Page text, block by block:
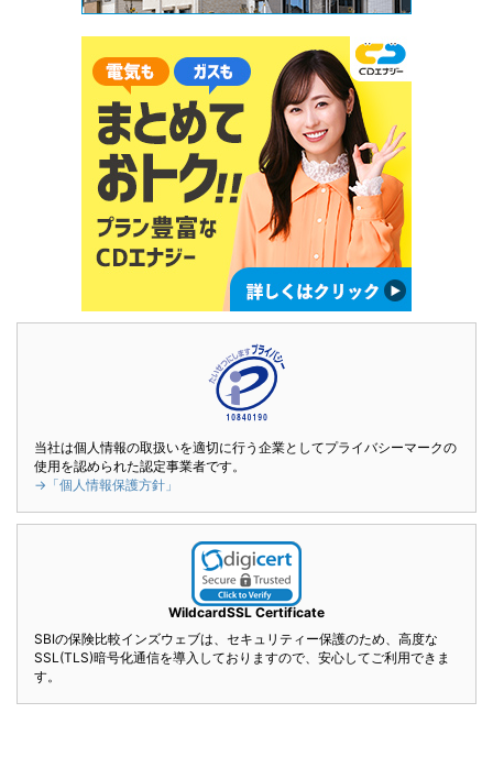
当社は個人情報の取扱いを適切に行う企業としてプライバシーマークの
使用を認められた認定事業者です。
→「個人情報保護方針」
WildcardSSL Certificate
SBIの保険比較インズウェブは、セキュリティー保護のため、高度な
SSL(TLS)暗号化通信を導入しておりますので、安心してご利用できま
す。